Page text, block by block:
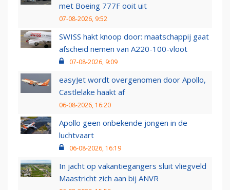
met Boeing 777F ooit uit
07-08-2026, 9:52
SWISS hakt knoop door: maatschappij gaat
afscheid nemen van A220-100-vloot
07-08-2026, 9:09
easyJet wordt overgenomen door Apollo,
Castlelake haakt af
06-08-2026, 16:20
Apollo geen onbekende jongen in de
luchtvaart
06-08-2026, 16:19
In jacht op vakantiegangers sluit vliegveld
Maastricht zich aan bij ANVR